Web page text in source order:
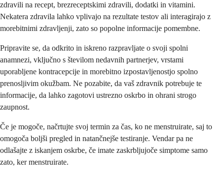
zdravili na recept, brezreceptskimi zdravili, dodatki in vitamini.
Nekatera zdravila lahko vplivajo na rezultate testov ali interagirajo z
morebitnimi zdravljenji, zato so popolne informacije pomembne.
Pripravite se, da odkrito in iskreno razpravljate o svoji spolni
anamnezi, vključno s številom nedavnih partnerjev, vrstami
uporabljene kontracepcije in morebitno izpostavljenostjo spolno
prenosljivim okužbam. Ne pozabite, da vaš zdravnik potrebuje te
informacije, da lahko zagotovi ustrezno oskrbo in ohrani strogo
zaupnost.
Če je mogoče, načrtujte svoj termin za čas, ko ne menstruirate, saj to
omogoča boljši pregled in natančnejše testiranje. Vendar pa ne
odlašajte z iskanjem oskrbe, če imate zaskrbljujoče simptome samo
zato, ker menstruirate.